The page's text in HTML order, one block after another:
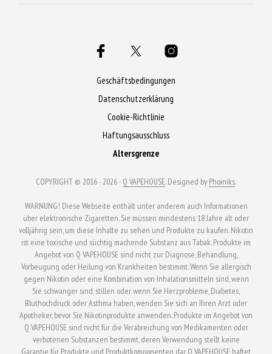
Geschäftsbedingungen
Datenschutzerklärung
Cookie-Richtlinie
Haftungsausschluss
Altersgrenze
COPYRIGHT © 2016 - 2026 -Q VAPEHOUSE. Designed by Phoiniks.
WARNUNG! Diese Webseite enthält unter anderem auch Informationen
über elektronische Zigaretten. Sie müssen mindestens 18 Jahre alt oder
volljährig sein, um diese Inhalte zu sehen und Produkte zu kaufen. Nikotin
ist eine toxische und süchtig machende Substanz aus Tabak. Produkte im
Angebot von Q VAPEHOUSE sind nicht zur Diagnose, Behandlung,
Vorbeugung oder Heilung von Krankheiten bestimmt. Wenn Sie allergisch
gegen Nikotin oder eine Kombination von Inhalationsmitteln sind, wenn
Sie schwanger sind, stillen oder wenn Sie Herzprobleme, Diabetes,
Bluthochdruck oder Asthma haben, wenden Sie sich an Ihren Arzt oder
Apotheker, bevor Sie Nikotinprodukte anwenden. Produkte im Angebot von
Q VAPEHOUSE sind nicht für die Verabreichung von Medikamenten oder
verbotenen Substanzen bestimmt, deren Verwendung stellt keine
Garantie für Produkte und Produktkomponenten dar. Q VAPEHOUSE haftet